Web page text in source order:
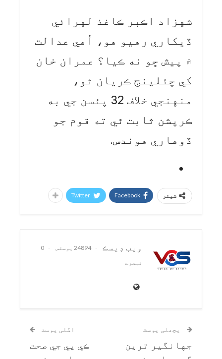
شهزاد اڪبر ڪاغذ لهرائي
ڏيکاري رهيو هو، اُهي عدالت
۾ پيش ڇو نه ڪيا؟ عمران خان
کي چئلينج ڪريان ٿو،
منهنجي خلاف 32 پئسن جي به
ڪرپشن ثابت ٿي ته قوم جو
ڏوهاري هوندس.
شیئر Facebook
Twitter
ويب ڊيسڪ 24894 پوسٹس
0
تبصرے
پچھلی پوسٹ
جهانگير ترين
اگلی پوسٹ
ڪي پي جي صحت